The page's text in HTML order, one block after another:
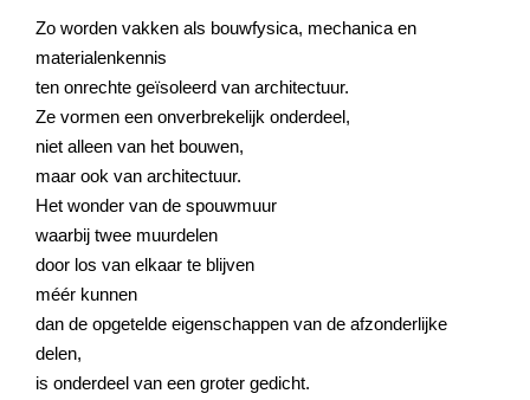
Zo worden vakken als bouwfysica, mechanica en
materialenkennis
ten onrechte geïsoleerd van architectuur.
Ze vormen een onverbrekelijk onderdeel,
niet alleen van het bouwen,
maar ook van architectuur.
Het wonder van de spouwmuur
waarbij twee muurdelen
door los van elkaar te blijven
méér kunnen
dan de opgetelde eigenschappen van de afzonderlijke
delen,
is onderdeel van een groter gedicht.